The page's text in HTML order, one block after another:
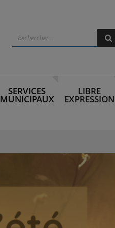
Rechercher
SERVICES
MUNICIPAUX
LIBRE
EXPRESSION